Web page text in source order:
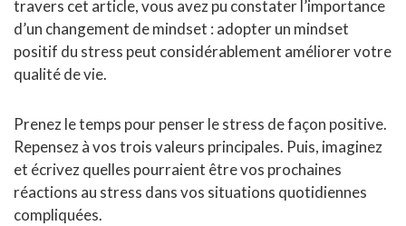
travers cet article, vous avez pu constater l’importance
d’un changement de mindset : adopter un mindset
positif du stress peut considérablement améliorer votre
qualité de vie.
Prenez le temps pour penser le stress de façon positive.
Repensez à vos trois valeurs principales. Puis, imaginez
et écrivez quelles pourraient être vos prochaines
réactions au stress dans vos situations quotidiennes
compliquées.